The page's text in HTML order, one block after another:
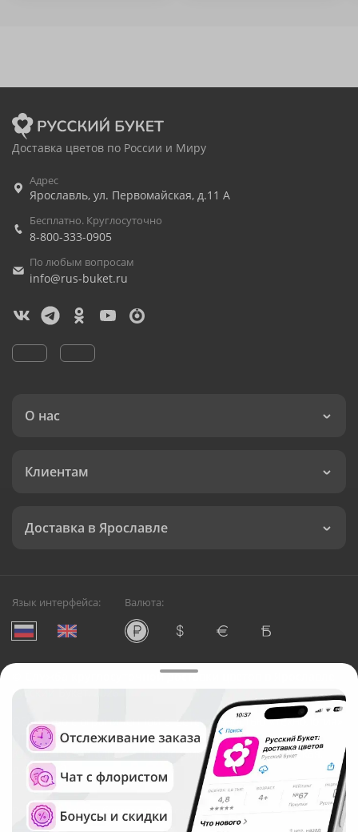
Доставка цветов по России и Миру
Адрес
Ярославль, ул. Первомайская, д.11 А
Бесплатно. Круглосуточно
8-800-333-0905
По любым вопросам
info@rus-buket.ru
О нас
Клиентам
Доставка в Ярославле
Язык интерфейса: Валюта:
Служба круглосуточной доставки цветов в Ярославле
Русский Букет, 2026
Общество с ограниченной ответственностью «Технология»
ОГРН: 1195476081745, ИНН: 5410081997
Юридический адрес: г. Новосибирск, ул. Ипподромская,
д.42, оф. 3
Рейтинг Русского букета в г. Ярославль